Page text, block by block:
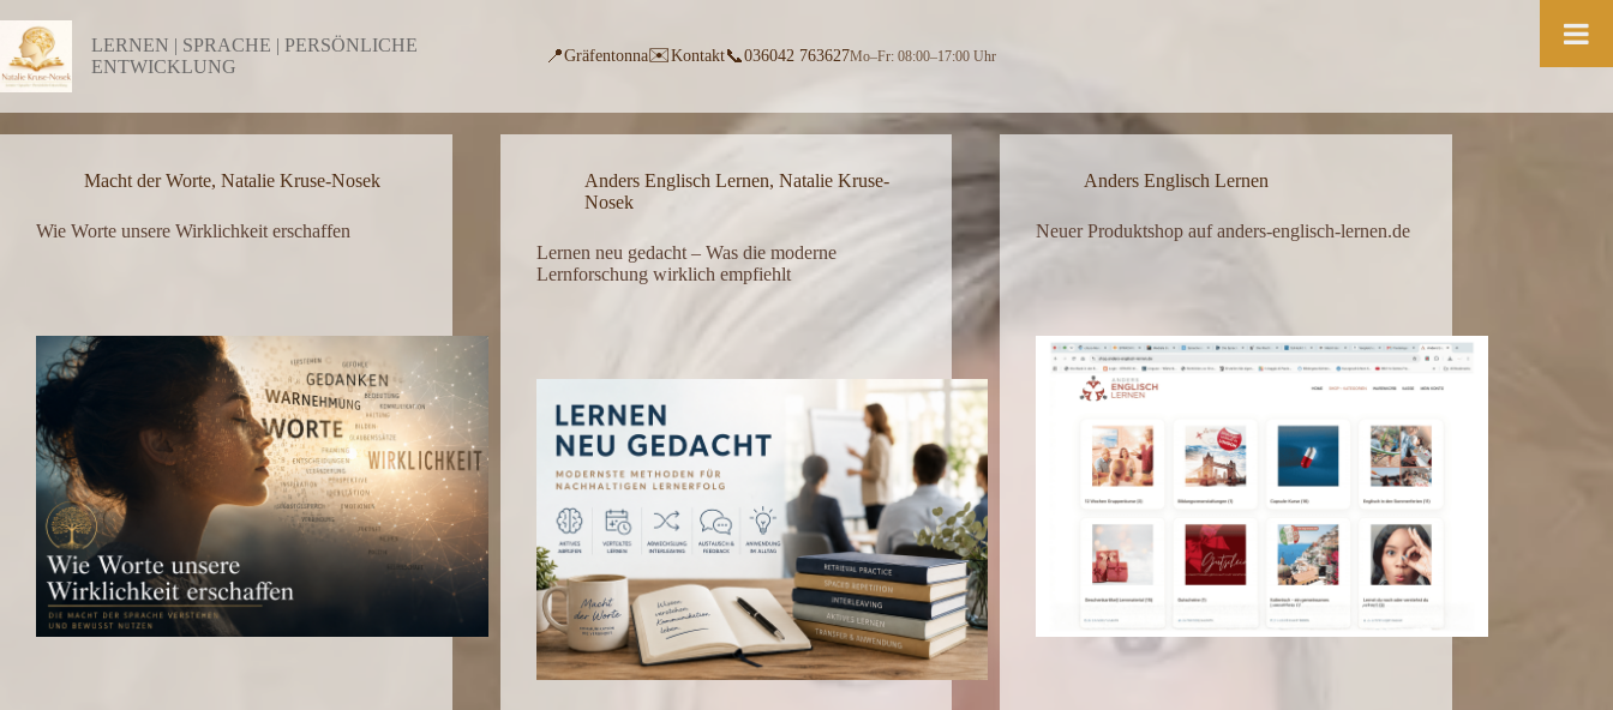
Inhalt
springen
LERNEN | SPRACHE | PERSÖNLICHE
ENTWICKLUNG
📍Gräfentonna✉️Kontakt📞036042 763627Mo–Fr: 08:00–17:00 Uhr
Macht der Worte, Natalie Kruse-Nosek
Wie Worte unsere Wirklichkeit erschaffen
Anders Englisch Lernen, Natalie Kruse-
Nosek
Lernen neu gedacht – Was die moderne
Lernforschung wirklich empfiehlt
Anders Englisch Lernen
Neuer Produktshop auf anders-englisch-lernen.de